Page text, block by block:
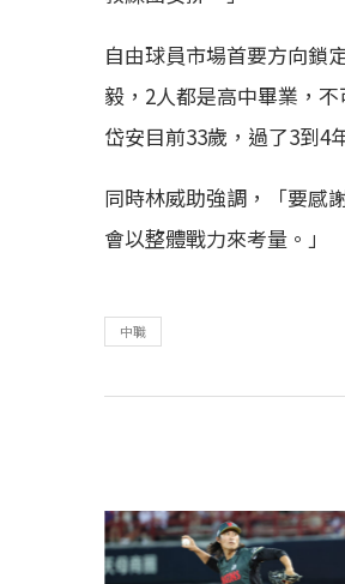
自由球員市場首要方向鎖
毅，2人都是高中畢業，
岱安目前33歲，過了3到4
同時林威助強調，「要感
會以整體戰力來考量。」
中職